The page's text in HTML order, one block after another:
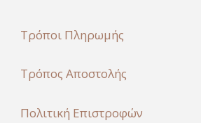
Τρόποι Πληρωμής
Τρόπος Αποστολής
Πολιτική Επιστροφών